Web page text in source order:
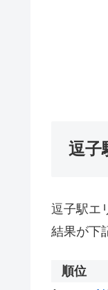
逗子
逗子駅エ
結果が下
順位